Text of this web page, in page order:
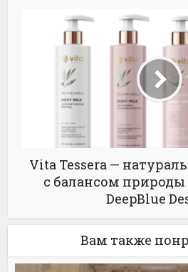
Vita Tessera —
с балансом природы
DeepBlue
Вам также